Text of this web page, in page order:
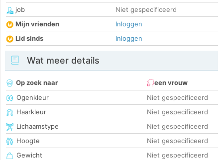
job
Niet gespecificeerd
Mijn vrienden
Inloggen
Lid sinds
Inloggen
Wat meer details
Op zoek naar
een vrouw
Ogenkleur
Niet gespecificeerd
Haarkleur
Niet gespecificeerd
Lichaamstype
Niet gespecificeerd
Hoogte
Niet gespecificeerd
Gewicht
Niet gespecificeerd